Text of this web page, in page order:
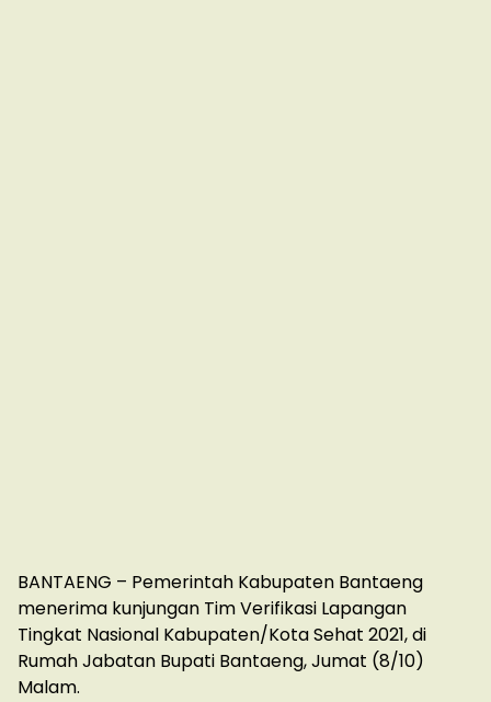
BANTAENG – Pemerintah Kabupaten Bantaeng
menerima kunjungan Tim Verifikasi Lapangan
Tingkat Nasional Kabupaten/Kota Sehat 2021, di
Rumah Jabatan Bupati Bantaeng, Jumat (8/10)
Malam.